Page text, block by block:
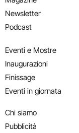
Newsletter
Podcast
Eventi e Mostre
Inaugurazioni
Finissage
Eventi in giornata
Chi siamo
Pubblicità